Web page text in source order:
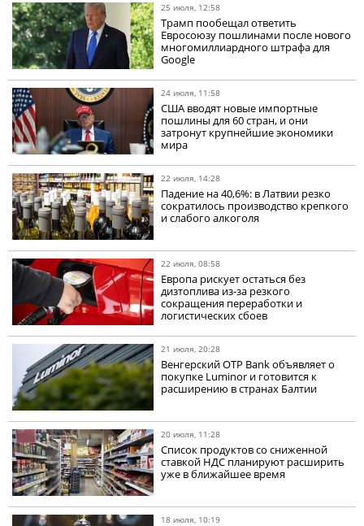
25 июля, 12:58
Трамп пообещал ответить
Евросоюзу пошлинами после нового
многомиллиардного штрафа для
Google
24 июля, 11:58
США вводят новые импортные
пошлины для 60 стран, и они
затронут крупнейшие экономики
мира
22 июля, 14:28
Падение на 40,6%: в Латвии резко
сократилось производство крепкого
и слабого алкоголя
22 июля, 08:58
Европа рискует остаться без
дизтоплива из-за резкого
сокращения переработки и
логистических сбоев
21 июля, 20:28
Венгерский OTP Bank объявляет о
покупке Luminor и готовится к
расширению в странах Балтии
20 июля, 11:28
Список продуктов со сниженной
ставкой НДС планируют расширить
уже в ближайшее время
18 июля, 10:19